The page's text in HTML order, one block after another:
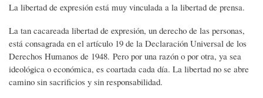
La libertad de expresión está muy vinculada a la libertad de prensa.
La tan cacareada libertad de expresión, un derecho de las personas,
está consagrada en el artículo 19 de la Declaración Universal de los
Derechos Humanos de 1948. Pero por una razón o por otra, ya sea
ideológica o económica, es coartada cada día. La libertad no se abre
camino sin sacrificios y sin responsabilidad.